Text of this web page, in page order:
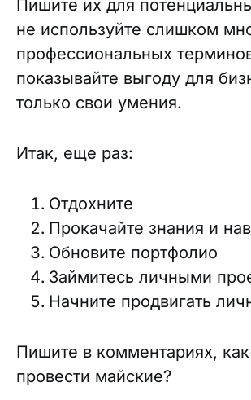
Пишите их для
не используйте слишком
профессиональных
показывайте выгоду для
только свои умения.
Итак, еще раз:
Отдохните
Прокачайте знания и
Обновите портфолио
Займитесь личными
Начните продвигать
Пишите в комментариях,
провести майские?